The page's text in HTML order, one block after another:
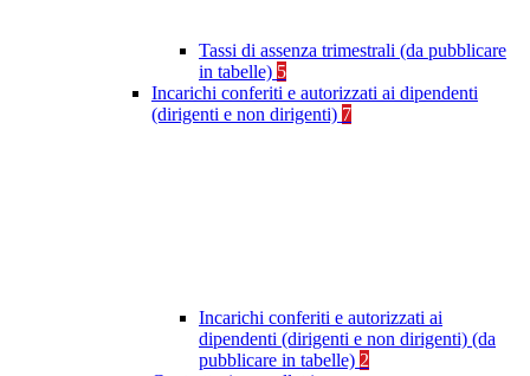
Tassi di assenza trimestrali (da pubblicare
in tabelle) 5
Incarichi conferiti e autorizzati ai dipendenti
(dirigenti e non dirigenti) 7
Incarichi conferiti e autorizzati ai
dipendenti (dirigenti e non dirigenti) (da
pubblicare in tabelle) 2